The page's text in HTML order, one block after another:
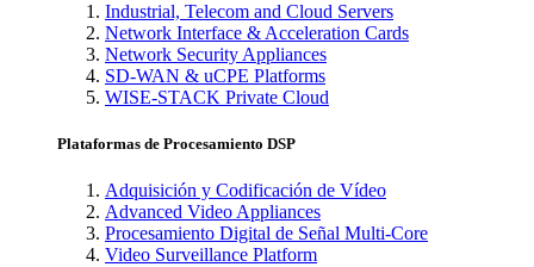
Industrial, Telecom and Cloud Servers
Network Interface & Acceleration Cards
Network Security Appliances
SD-WAN & uCPE Platforms
WISE-STACK Private Cloud
Plataformas de Procesamiento DSP
Adquisición y Codificación de Vídeo
Advanced Video Appliances
Procesamiento Digital de Señal Multi-Core
Video Surveillance Platform